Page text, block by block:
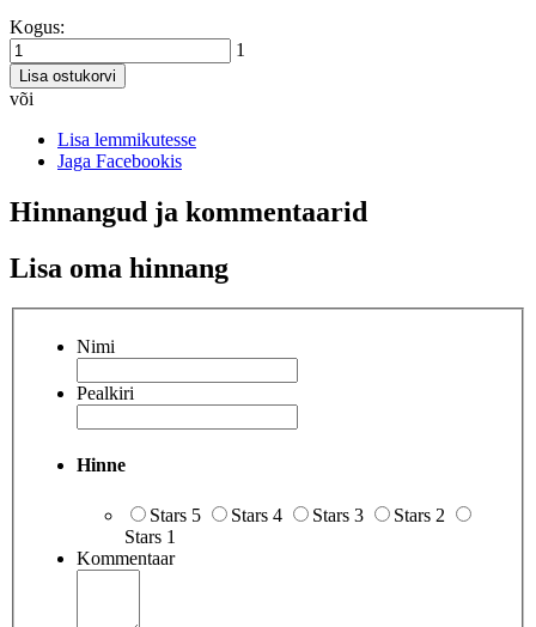
Kogus:
1
Lisa ostukorvi
või
Lisa lemmikutesse
Jaga Facebookis
Hinnangud ja kommentaarid
Lisa oma hinnang
Nimi
Pealkiri
Hinne
Stars 5 Stars 4 Stars 3
Stars 2
Stars 1
Kommentaar